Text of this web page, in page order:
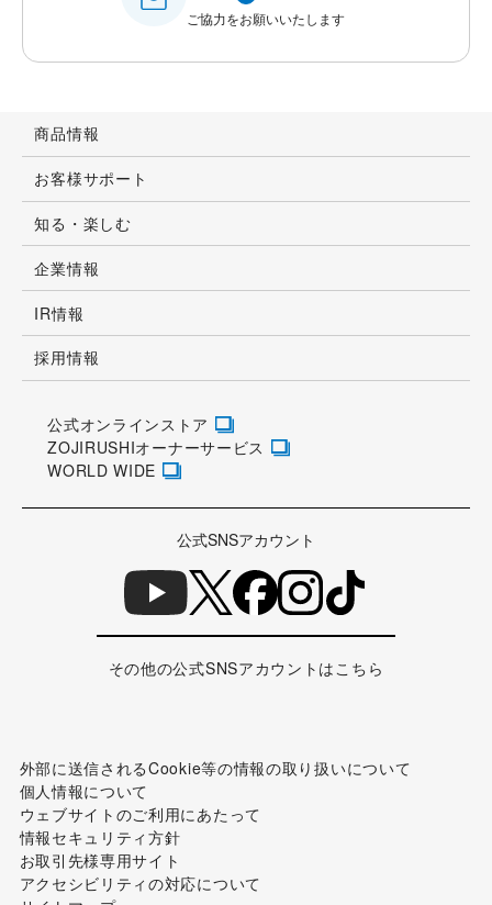
ご協力をお願いいたします
商品情報
お客様サポート
知る・楽しむ
企業情報
IR情報
採用情報
公式オンラインストア
ZOJIRUSHIオーナーサービス
WORLD WIDE
公式SNSアカウント
その他の公式SNSアカウントはこちら
外部に送信されるCookie等の情報の取り扱いについて
個人情報について
ウェブサイトのご利用にあたって
情報セキュリティ方針
お取引先様専用サイト
アクセシビリティの対応について